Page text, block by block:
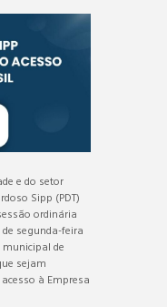
e do setor
Sipp (PDT)
ordinária
segunda-feira
de
sejam
à Empresa